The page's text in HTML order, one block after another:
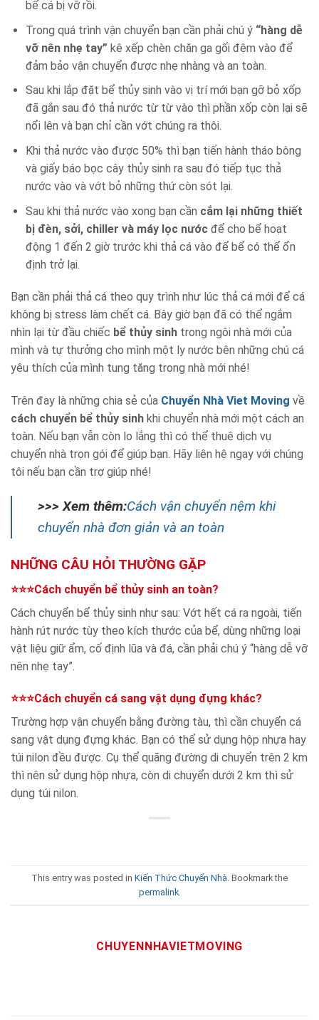
bể cá bị vỡ rồi.
Trong quá trình vận chuyển bạn cần phải chú ý “hàng dễ
vỡ nên nhẹ tay” kê xếp chèn chăn ga gối đệm vào để
đảm bảo vận chuyển được nhẹ nhàng và an toàn.
Sau khi lắp đặt bể thủy sinh vào vị trí mới bạn gỡ bỏ xốp
đã gắn sau đó thả nước từ từ vào thì phần xốp còn lại sẽ
nổi lên và bạn chỉ cần vớt chúng ra thôi.
Khi thả nước vào được 50% thì bạn tiến hành tháo bông
và giấy báo bọc cây thủy sinh ra sau đó tiếp tục thả
nước vào và vớt bỏ những thứ còn sót lại.
Sau khi thả nước vào xong bạn cần cắm lại những thiết
bị đèn, sởi, chiller và máy lọc nước để cho bể hoạt
động 1 đến 2 giờ trước khi thả cá vào để bể có thể ổn
định trở lại.
Bạn cần phải thả cá theo quy trình như lúc thả cá mới để cá
không bị stress làm chết cá. Bây giờ bạn đã có thể ngắm
nhìn lại từ đầu chiếc bể thủy sinh trong ngôi nhà mới của
mình và tự thưởng cho mình một ly nước bên những chú cá
yêu thích của mình tung tăng trong nhà mới nhé!
Trên đay là những chia sẻ của Chuyển Nhà Viet Moving về
cách chuyển bể thủy sinh khi chuyển nhà mới một cách an
toàn. Nếu bạn vẫn còn lo lắng thì có thể thuê dịch vụ
chuyển nhà trọn gói để giúp bạn. Hãy liên hệ ngay với chúng
tôi nếu bạn cần trợ giúp nhé!
>>> Xem thêm:Cách vận chuyển nệm khi
chuyển nhà đơn giản và an toàn
NHỮNG CÂU HỎI THƯỜNG GẶP
⭐⭐⭐Cách chuyển bể thủy sinh an toàn?
Cách chuyển bể thủy sinh như sau: Vớt hết cá ra ngoài, tiến
hành rút nước tùy theo kích thước của bể, dùng những loại
vật liệu giữ ẩm, cố định lũa và đá, cần phải chú ý “hàng dễ vỡ
nên nhẹ tay”.
⭐⭐⭐Cách chuyển cá sang vật dụng đựng khác?
Trường hợp vận chuyển bằng đường tàu, thì cần chuyển cá
sang vật dụng đựng khác. Bạn có thể sử dụng hộp nhựa hay
túi nilon đều được. Cụ thể quãng đường di chuyển trên 2 km
thì nên sử dụng hộp nhựa, còn di chuyển dưới 2 km thì sử
dụng túi nilon.
This entry was posted in Kiến Thức Chuyển Nhà . Bookmark the
permalink.
CHUYENNHAVIETMOVING